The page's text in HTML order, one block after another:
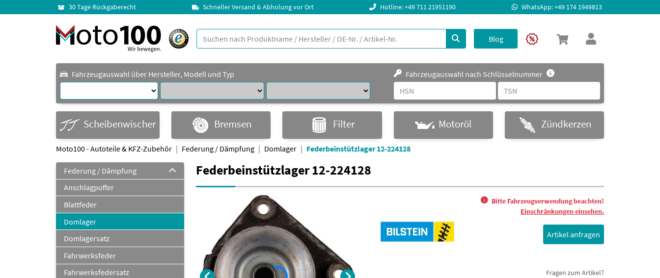
30 Tage Rückgaberecht Schneller Versand & Abholung vor Ort Hotline: +49 711 21951190 WhatsApp: +49 174 1949813
Blog
Fahrzeugauswahl über Hersteller, Modell und Typ Fahrzeugauswahl nach Schlüsselnummer
Scheibenwischer Bremsen Filter Motoröl Zündkerzen
Moto100 - Autoteile & KFZ-Zubehör Federung / Dämpfung Domlager Federbeinstützlager 12-224128
Federung / Dämpfung
Anschlagpuffer
Blattfeder
Domlager
Domlagersatz
Fahrwerksfeder
Fahrwerksfedersatz
Federbeinstützlager 12-224128
Bitte Fahrzeugverwendung beachten!
Einschränkungen einsehen.
Artikel anfragen
Fragen zum Artikel?